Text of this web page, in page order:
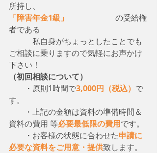
所持し、
「障害年金1級」
の受給権
者である
私自身がちょっとしたことでも
ご相談に乗りますので気軽にお声かけ
下さい！
（初回相談について）
・原則1時間で3,000円（税込） で
す。
・上記の金額は資料の準備時間＆
資料の費用 等必要最低限の費用です。
・お客様の状態に合わせた申請に
必要な資料をご用意・提供致します。